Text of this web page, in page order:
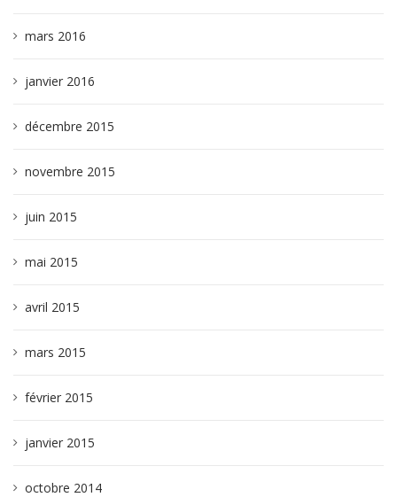
mars 2016
janvier 2016
décembre 2015
novembre 2015
juin 2015
mai 2015
avril 2015
mars 2015
février 2015
janvier 2015
octobre 2014